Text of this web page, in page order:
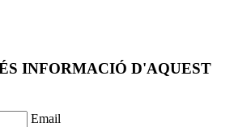
INFORMACIÓ D'AQUEST
Email